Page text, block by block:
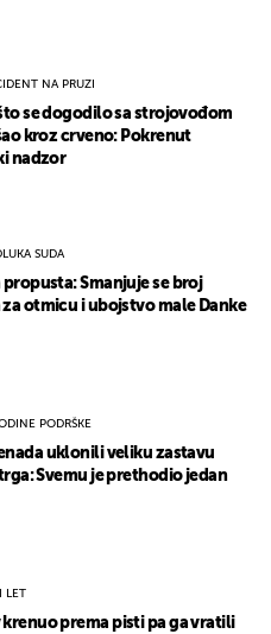
NA PRUZI
se dogodilo sa strojovođom
kroz crveno: Pokrenut
nadzor
SUDA
Smanjuje se broj
otmicu i ubojstvo male Danke
PODRŠKE
uklonili veliku zastavu
Svemu je prethodio jedan
LET
prema pisti pa ga vratili